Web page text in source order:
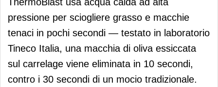
pressione per sciogliere grasso e macchie
tenaci in pochi secondi — testato in laboratorio
Tineco Italia, una macchia di oliva essiccata
sul carrelage viene eliminata in 10 secondi,
contro i 30 secondi di un mocio tradizionale.